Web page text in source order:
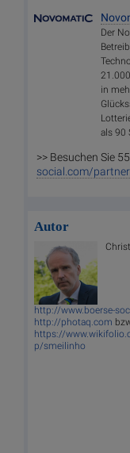
Der
in
als 90
>> Besuchen Sie
social.com/partner
Autor
http://www.boerse-
http://photaq.com
https://
p/smeilinho